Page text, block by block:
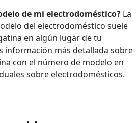
de mi electrodoméstico? La
del electrodoméstico suele
en algún lugar de tu
información más detallada sobre
con el número de modelo en
sobre electrodomésticos.